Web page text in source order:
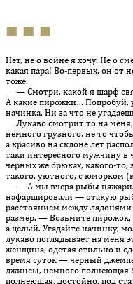
■ ■ ■
Нет, не о войне я хочу. Не о
какая пара! Во-первых, он от
тоже.
— Смотри, какой я шарф
А какие пирожки… Попробуй,
начинка. Ни за что не
Лукаво смотрит то на
немного грузного, не то
а красиво на склоне лет
таки интересного мужчину в
черных же брюках, какого-то,
такого, уютного, с юморком
— А мы вчера рыбы
нафаршировали — ота­кую
расстоянием между ладонями
размер. — Возьмите пирожок,
а целый. Угадайте начинку,
лукаво поглядывает на меня
женщина, одетая стильно и
время суток — черный
джинсы, немного полнеющая
полнеющая, достойно, под